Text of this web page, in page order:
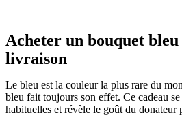
Acheter un bouquet
livraison
Le bleu est la couleur la plus rare du
bleu fait toujours son effet. Ce cadeau se
habituelles et révèle le goût du donateur